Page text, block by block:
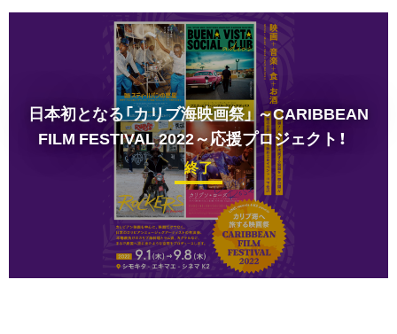
日本初となる「カリブ海映画祭」 ～CARIBBEAN
FILM FESTIVAL 2022～応援プロジェクト！
終了